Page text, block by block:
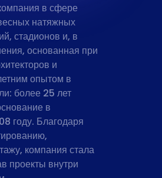
в сфере
натяжных
стадионов и, в
основанная при
и
опытом в
более 25 лет
в
году. Благодаря
компания стала
проекты внутри